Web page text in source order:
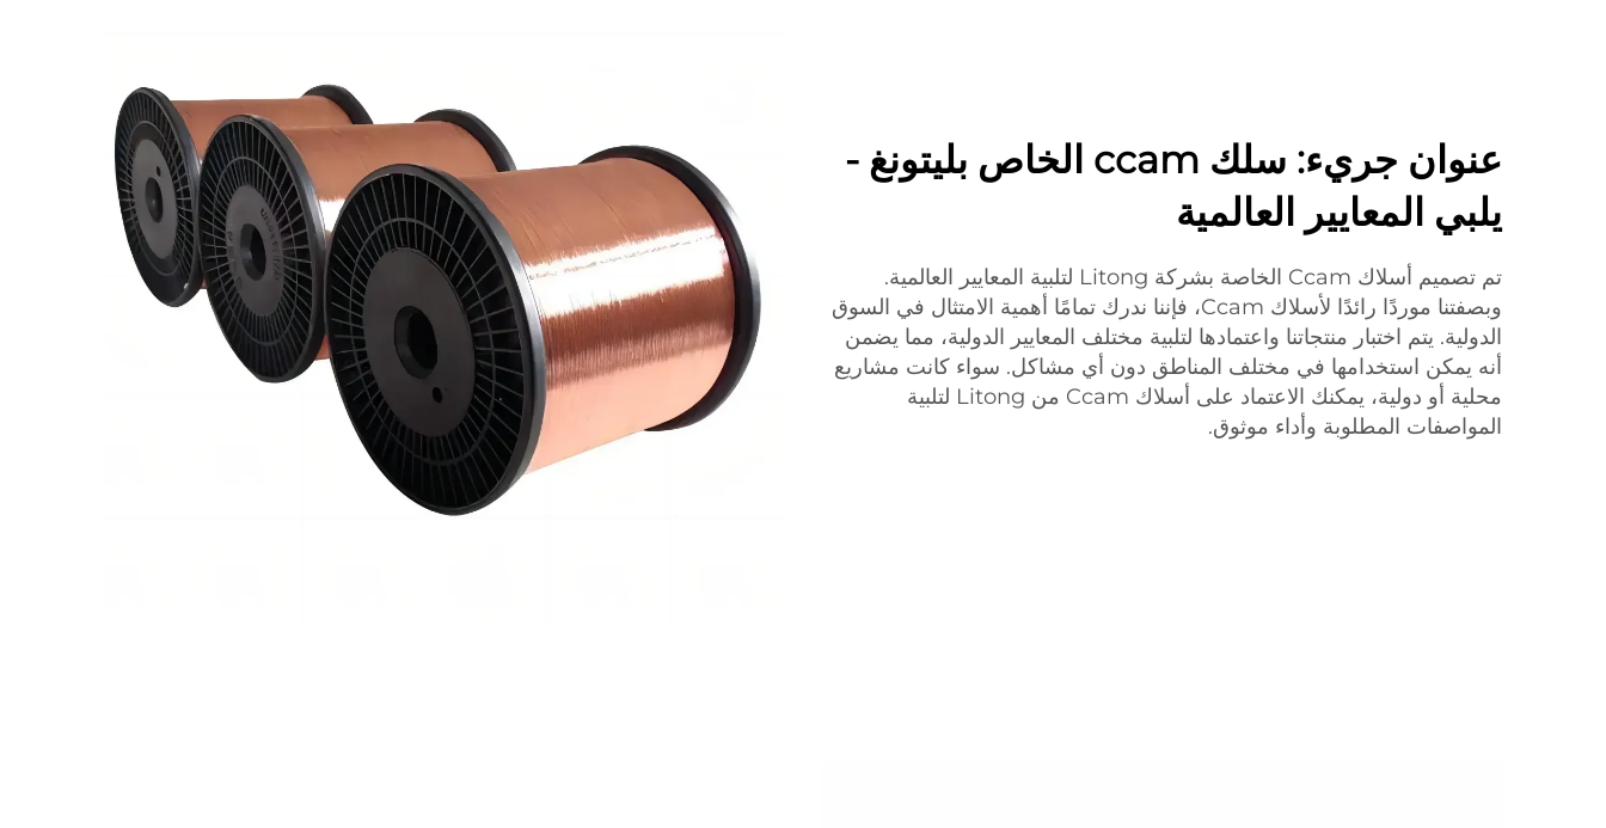
عنوان جريء: سلك ccam الخاص بليتونغ -
يلبي المعايير العالمية
تم تصميم أسلاك Ccam الخاصة بشركة Litong لتلبية المعايير العالمية.
وبصفتنا موردًا رائدًا لأسلاك Ccam، فإننا ندرك تمامًا أهمية الامتثال في السوق
الدولية. يتم اختبار منتجاتنا واعتمادها لتلبية مختلف المعايير الدولية، مما يضمن
أنه يمكن استخدامها في مختلف المناطق دون أي مشاكل. سواء كانت مشاريع
محلية أو دولية، يمكنك الاعتماد على أسلاك Ccam من Litong لتلبية
المواصفات المطلوبة وأداء موثوق.